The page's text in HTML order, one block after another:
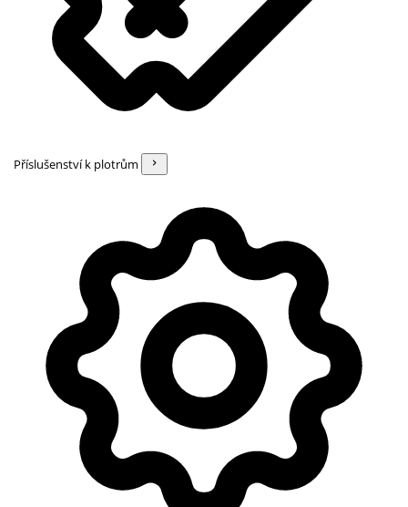
Příslušenství k plotrům